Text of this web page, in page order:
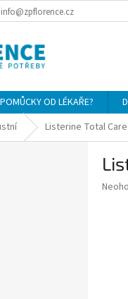
info@zpflorence.cz
OD LÉKAŘE?
Listerine Total